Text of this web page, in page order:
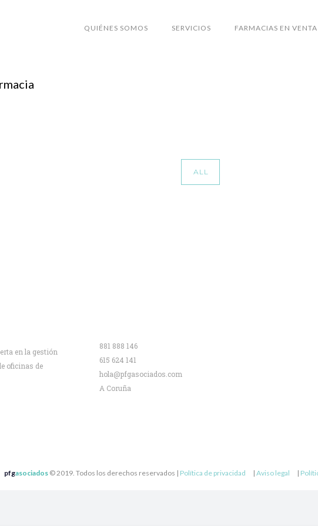
QUIÉNES SOMOS SERVICIOS FARMACIAS EN VENTA
ALL
en la gestión
oficinas de
881 888 146
615 624 141
hola@pfgasociados.com
A Coruña
pfgasociados © 2019. Todos los derechos reservados | Política de privacidad | Aviso legal |